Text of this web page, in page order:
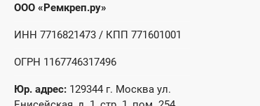
ООО «Ремкреп.ру»
ИНН 7716821473 / КПП 771601001
ОГРН 1167746317496
Юр. адрес: 129344 г. Москва ул.